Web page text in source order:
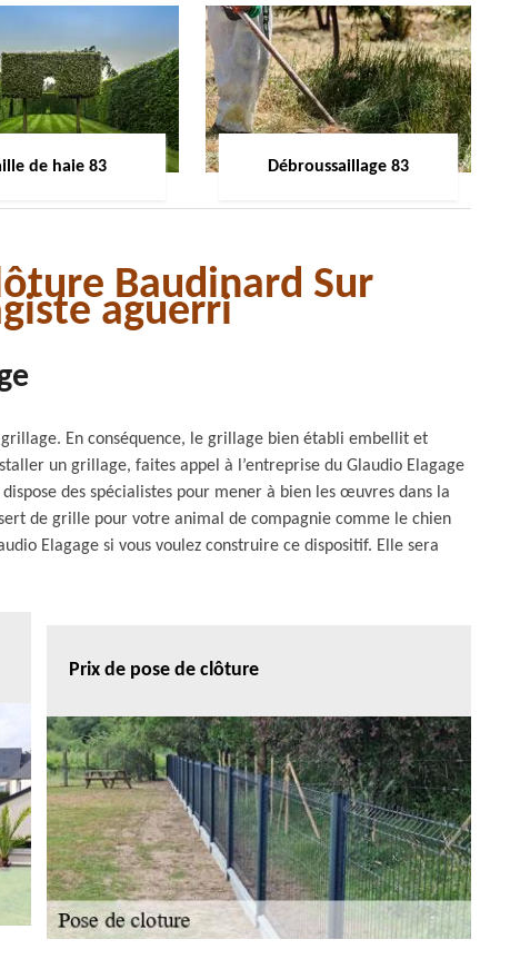
de haie 83 Débroussaillage 83
Baudinard Sur
aguerri
En conséquence, le grillage bien établi embellit et
un grillage, faites appel à l’entreprise du Glaudio Elagage
des spécialistes pour mener à bien les œuvres dans la
de grille pour votre animal de compagnie comme le chien
Elagage si vous voulez construire ce dispositif. Elle sera
Prix de pose de clôture